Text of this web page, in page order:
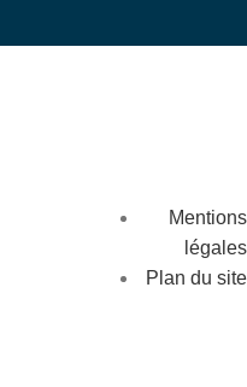
Mentions
légales
Plan du site